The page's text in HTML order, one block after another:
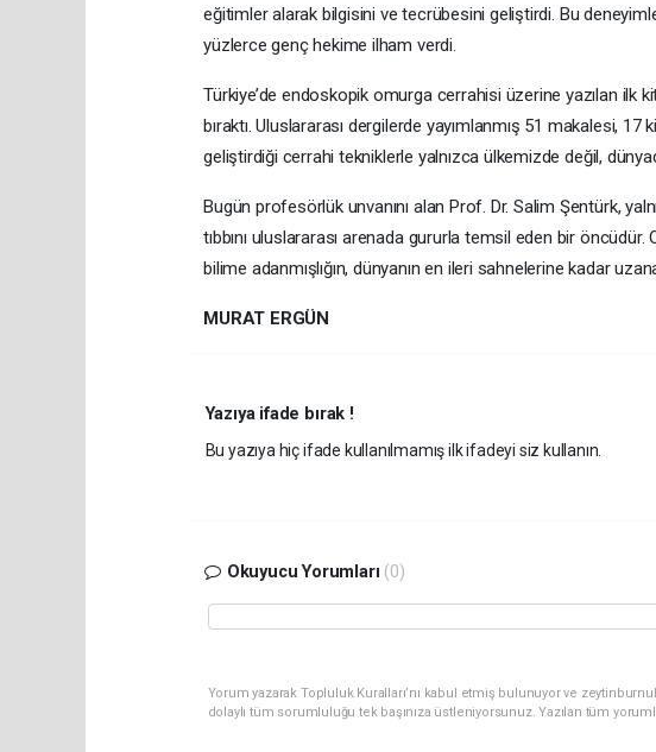
eğitimler alarak bilgisini ve tecrübesini geliştirdi. Bu
yüzlerce genç hekime ilham verdi.
Türkiye’de endoskopik omurga cerrahisi üzerine yazılan ilk
bıraktı. Uluslararası dergilerde yayımlanmış 51 makalesi,
geliştirdiği cerrahi tekniklerle yalnızca ülkemizde değil,
Bugün profesörlük unvanını alan Prof. Dr. Salim Şentürk,
tıbbını uluslararası arenada gururla temsil eden bir öncüdür.
bilime adanmışlığın, dünyanın en ileri sahnelerine kadar
MURAT ERGÜN
Yazıya ifade bırak !
Bu yazıya hiç ifade kullanılmamış ilk ifadeyi siz kullanın.
Okuyucu Yorumları (0)
Yorum yazarak Topluluk Kuralları’nı kabul etmiş bulunuyor ve
dolaylı tüm sorumluluğu tek başınıza üstleniyorsunuz. Yazılan tüm